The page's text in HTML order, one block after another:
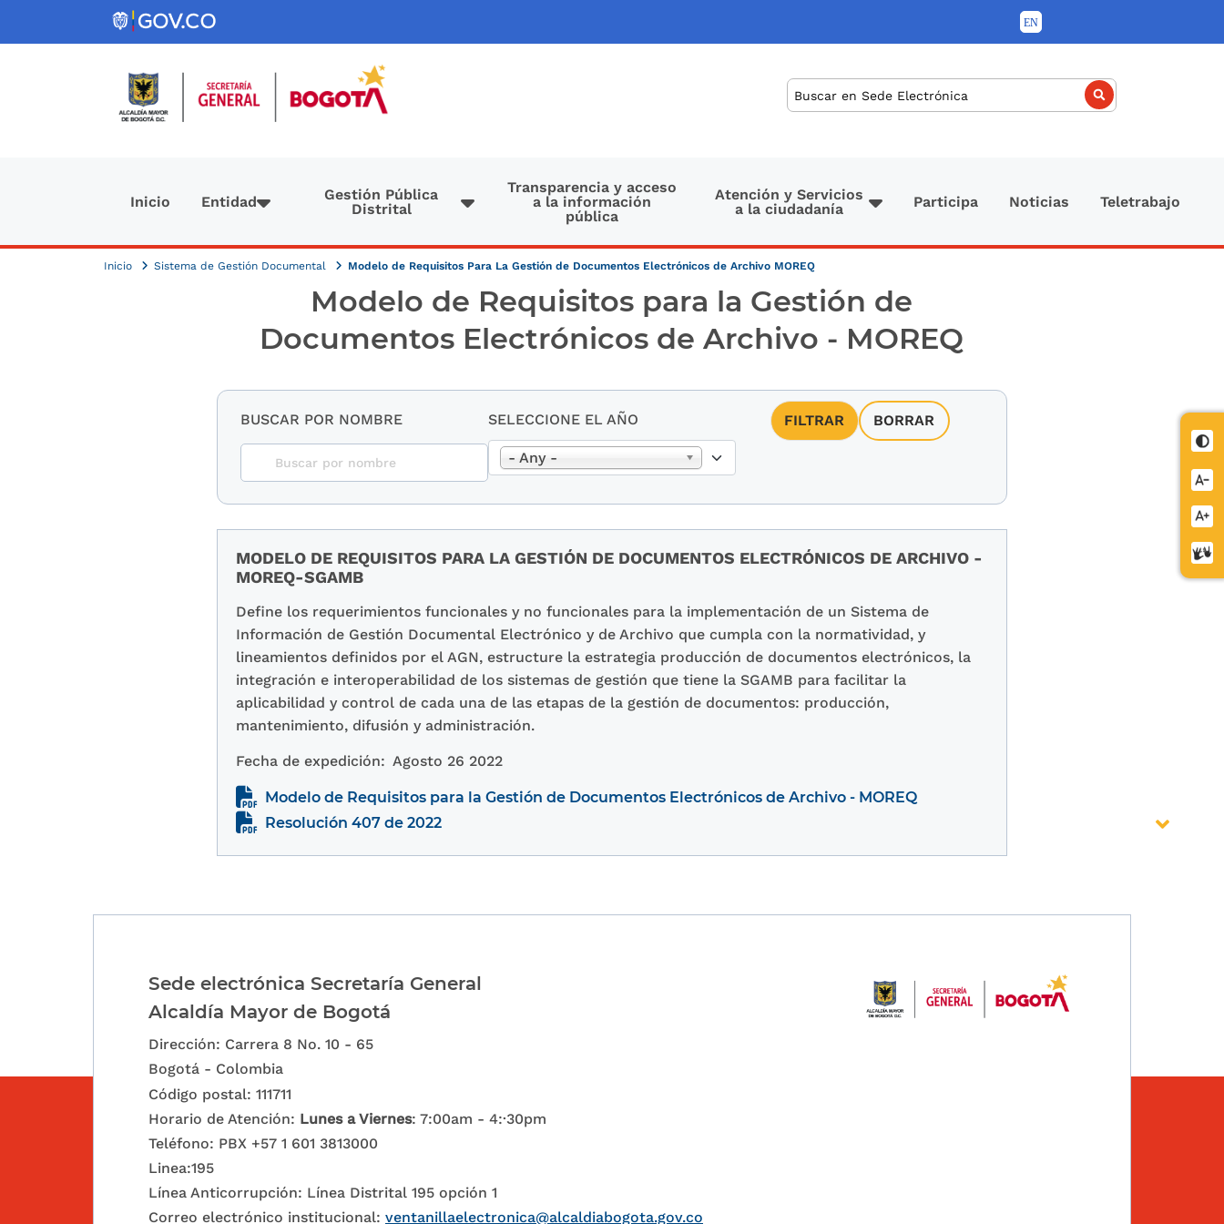
Pasar al contenido principal
letra
letra
de
Buscar
Inicio Entidad
Gestión Pública
Distrital
Transparencia y acceso
a la información
pública
Atención y Servicios
a la ciudadanía
Participa Noticias Teletrabajo
Inicio Sistema de Gestión Documental Modelo de Requisitos Para La Gestión de Documentos Electrónicos de Archivo MOREQ
Modelo de Requisitos para la Gestión de
Documentos Electrónicos de Archivo - MOREQ
BUSCAR POR NOMBRE SELECCIONE EL AÑO
- Any -
MODELO DE REQUISITOS PARA LA GESTIÓN DE DOCUMENTOS ELECTRÓNICOS DE ARCHIVO -
MOREQ-SGAMB
Define los requerimientos funcionales y no funcionales para la implementación de un Sistema de
Información de Gestión Documental Electrónico y de Archivo que cumpla con la normatividad, y
lineamientos definidos por el AGN, estructure la estrategia producción de documentos electrónicos, la
integración e interoperabilidad de los sistemas de gestión que tiene la SGAMB para facilitar la
aplicabilidad y control de cada una de las etapas de la gestión de documentos: producción,
mantenimiento, difusión y administración.
Fecha de expedición: Agosto 26 2022
Modelo de Requisitos para la Gestión de Documentos Electrónicos de Archivo - MOREQ
Resolución 407 de 2022
Sede electrónica Secretaría General
Alcaldía Mayor de Bogotá
Dirección: Carrera 8 No. 10 - 65
Bogotá - Colombia
Código postal: 111711
Horario de Atención: Lunes a Viernes: 7:00am - 4:·30pm
Teléfono: PBX +57 1 601 3813000
Linea:195
Línea Anticorrupción: Línea Distrital 195 opción 1
Correo electrónico institucional: ventanillaelectronica@alcaldiabogota.gov.co